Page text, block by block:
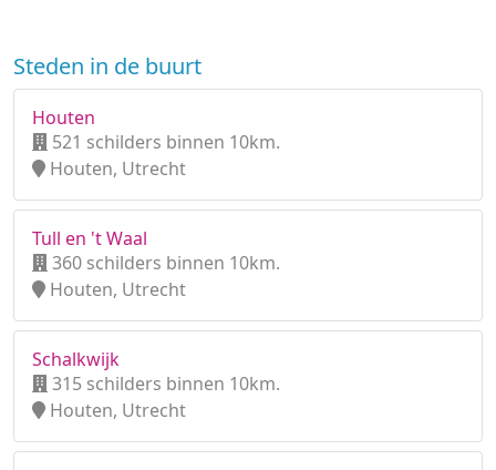
Steden in de buurt
Houten
521 schilders binnen 10km.
Houten, Utrecht
Tull en 't Waal
360 schilders binnen 10km.
Houten, Utrecht
Schalkwijk
315 schilders binnen 10km.
Houten, Utrecht